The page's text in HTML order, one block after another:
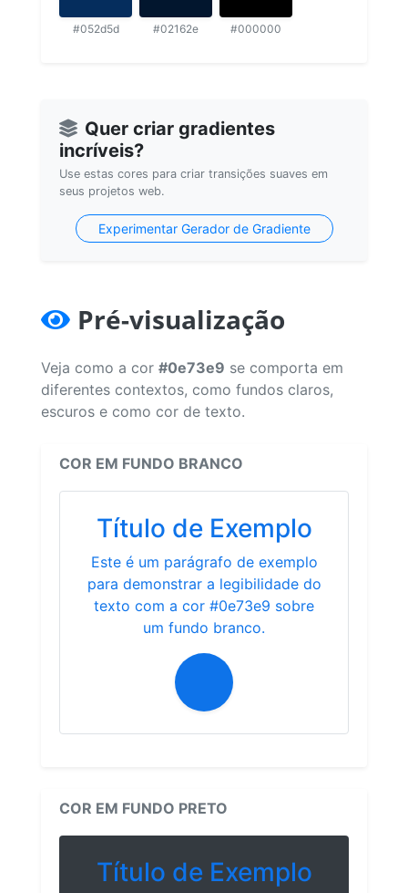
#052d5d #02162e #000000
Quer criar gradientes
incríveis?
Use estas cores para criar transições suaves em
seus projetos web.
Experimentar Gerador de Gradiente
Pré-visualização
Veja como a cor #0e73e9 se comporta em
diferentes contextos, como fundos claros,
escuros e como cor de texto.
COR EM FUNDO BRANCO
Título de Exemplo
Este é um parágrafo de exemplo
para demonstrar a legibilidade do
texto com a cor #0e73e9 sobre
um fundo branco.
COR EM FUNDO PRETO
Título de Exemplo